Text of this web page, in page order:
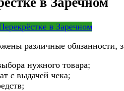
в Заречном
различные
нужного товара;
с выдачей чека;